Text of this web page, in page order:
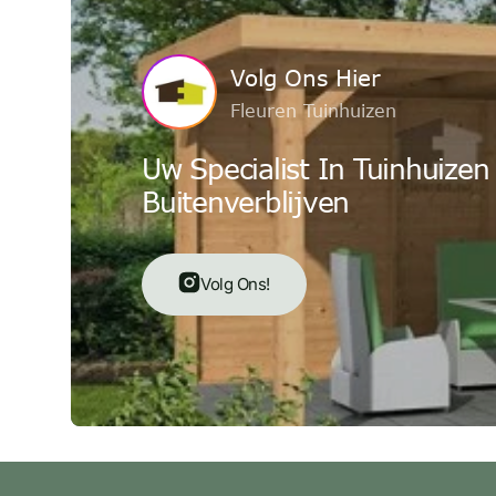
Volg Ons Hier
Fleuren Tuinhuizen
Uw Specialist In Tuinhuizen
Buitenverblijven
Volg Ons!